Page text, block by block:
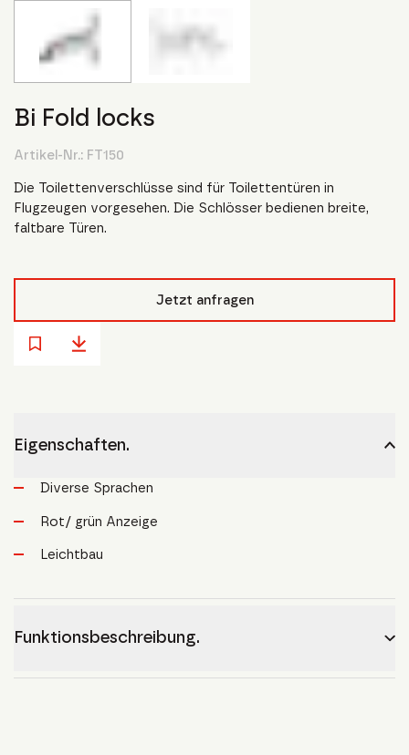
Bi Fold locks
Artikel-Nr.: FT150
Die Toilettenverschlüsse sind für Toilettentüren in
Flugzeugen vorgesehen. Die Schlösser bedienen breite,
faltbare Türen.
Jetzt anfragen
Eigenschaften.
Diverse Sprachen
Rot/ grün Anzeige
Leichtbau
Funktionsbeschreibung.